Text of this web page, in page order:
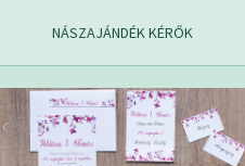
NÁSZAJÁNDÉK KÉRŐK